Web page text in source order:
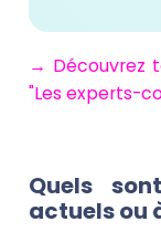
→ Découvrez
"Les experts-
Quels
actuels ou